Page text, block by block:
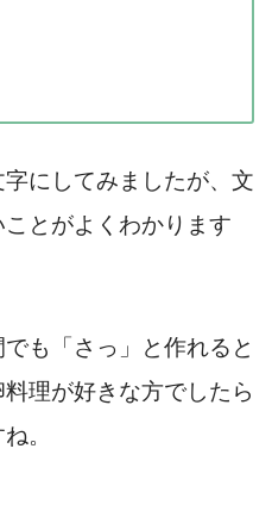
にしてみましたが、文
とがよくわかります
も「さっ」と作れると
理が好きな方でしたら
。